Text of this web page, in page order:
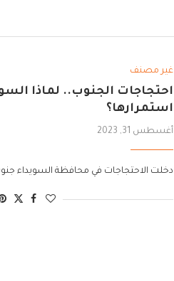
غير مصنف
احتجاجات الجنوب.. لماذا
استمرارها؟
أغسطس 31, 2023
دخلت الاحتجاجات في محافظة السويداء